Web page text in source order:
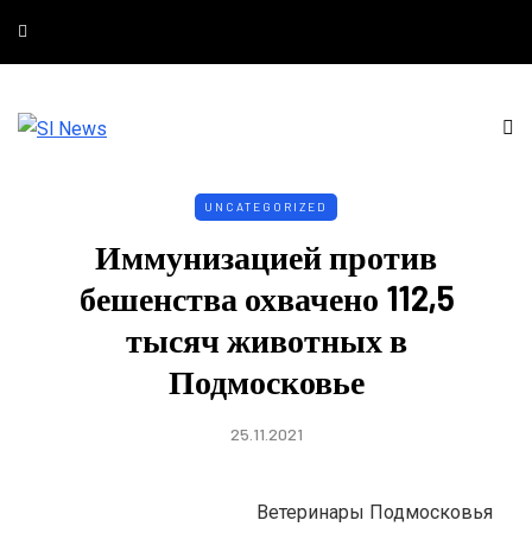
UNCATEGORIZED
Иммунизацией против
бешенства охвачено 112,5
тысяч животных в
Подмосковье
25.11.2021
Ветеринары Подмосковья